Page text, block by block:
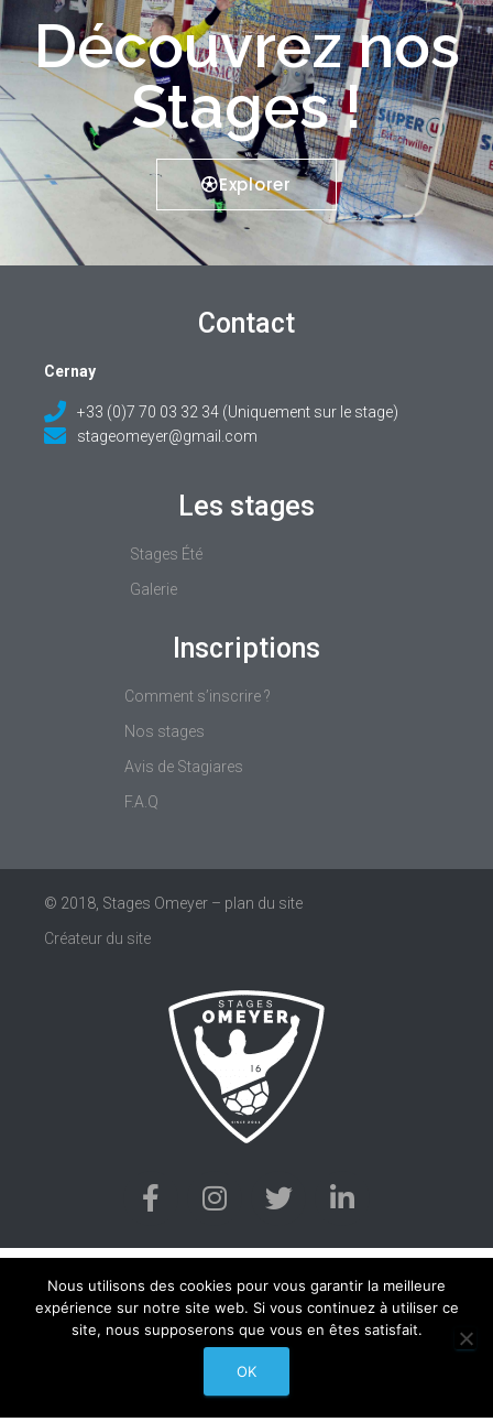
Découvrez nos
Stages !
Explorer
Contact
Cernay
+33 (0)7 70 03 32 34 (Uniquement sur le stage)
stageomeyer@gmail.com
Les stages
Stages Été
Galerie
Inscriptions
Comment s’inscrire ?
Nos stages
Avis de Stagiares
F.A.Q
© 2018, Stages Omeyer – plan du site
Créateur du site
Nous utilisons des cookies pour vous garantir la meilleure
expérience sur notre site web. Si vous continuez à utiliser ce
site, nous supposerons que vous en êtes satisfait.
OK